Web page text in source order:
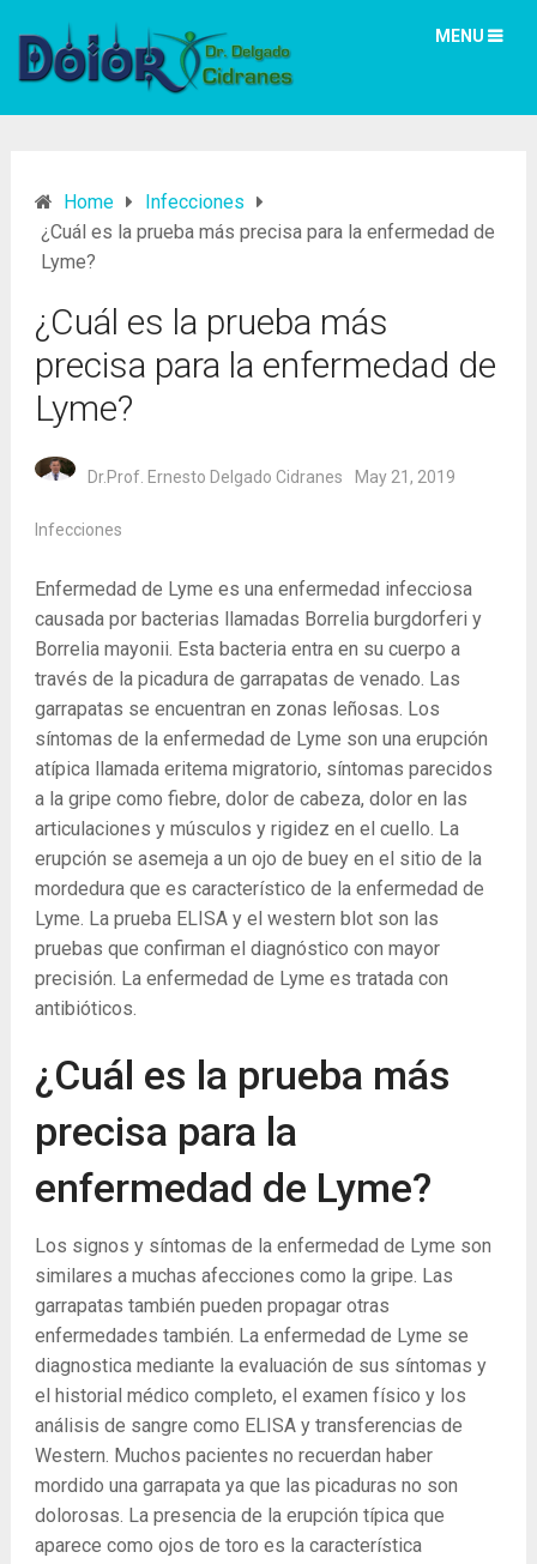
MENU
Home
Infecciones
¿Cuál es la prueba más precisa para la enfermedad de
Lyme?
¿Cuál es la prueba más
precisa para la enfermedad de
Lyme?
Dr.Prof. Ernesto Delgado Cidranes May 21, 2019
Infecciones
Enfermedad de Lyme es una enfermedad infecciosa
causada por bacterias llamadas Borrelia burgdorferi y
Borrelia mayonii. Esta bacteria entra en su cuerpo a
través de la picadura de garrapatas de venado. Las
garrapatas se encuentran en zonas leñosas. Los
síntomas de la enfermedad de Lyme son una erupción
atípica llamada eritema migratorio, síntomas parecidos
a la gripe como fiebre, dolor de cabeza, dolor en las
articulaciones y músculos y rigidez en el cuello. La
erupción se asemeja a un ojo de buey en el sitio de la
mordedura que es característico de la enfermedad de
Lyme. La prueba ELISA y el western blot son las
pruebas que confirman el diagnóstico con mayor
precisión. La enfermedad de Lyme es tratada con
antibióticos.
¿Cuál es la prueba más
precisa para la
enfermedad de Lyme?
Los signos y síntomas de la enfermedad de Lyme son
similares a muchas afecciones como la gripe. Las
garrapatas también pueden propagar otras
enfermedades también. La enfermedad de Lyme se
diagnostica mediante la evaluación de sus síntomas y
el historial médico completo, el examen físico y los
análisis de sangre como ELISA y transferencias de
Western. Muchos pacientes no recuerdan haber
mordido una garrapata ya que las picaduras no son
dolorosas. La presencia de la erupción típica que
aparece como ojos de toro es la característica